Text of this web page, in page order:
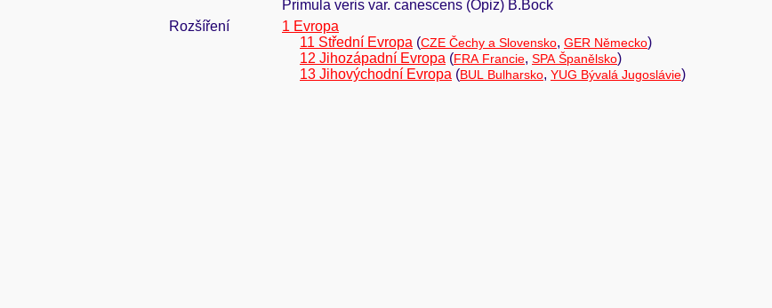
Primula veris var. canescens (Opiz) B.Bock
Rozšíření
1 Evropa
11 Střední Evropa (CZE Čechy a Slovensko, GER Německo)
12 Jihozápadní Evropa (FRA Francie, SPA Španělsko)
13 Jihovýchodní Evropa (BUL Bulharsko, YUG Bývalá Jugoslávie)